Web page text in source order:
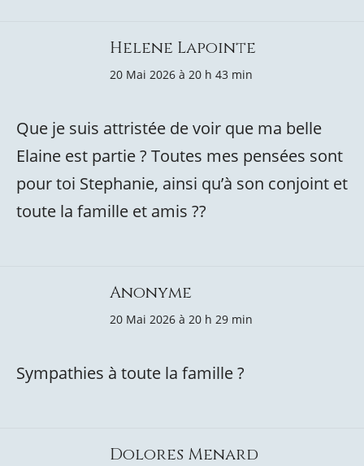
Helene Lapointe
20 Mai 2026 à 20 h 43 min
Que je suis attristée de voir que ma belle
Elaine est partie ? Toutes mes pensées sont
pour toi Stephanie, ainsi qu’à son conjoint et
toute la famille et amis ??
Anonyme
20 Mai 2026 à 20 h 29 min
Sympathies à toute la famille ?
Dolores Menard